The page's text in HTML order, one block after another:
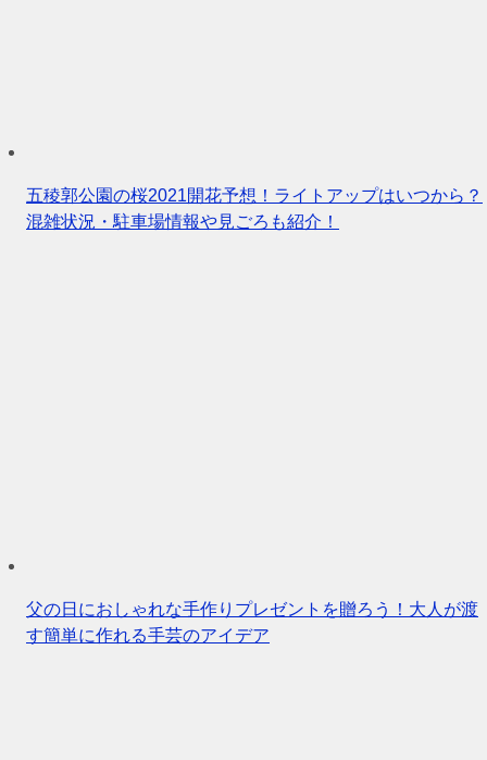
五稜郭公園の桜2021開花予想！ライトアップはいつから？
混雑状況・駐車場情報や見ごろも紹介！
父の日におしゃれな手作りプレゼントを贈ろう！大人が渡
す簡単に作れる手芸のアイデア